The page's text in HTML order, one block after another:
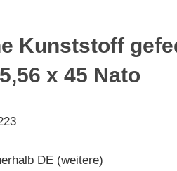
Kunststoff
x 45 Nato
DE (weitere)